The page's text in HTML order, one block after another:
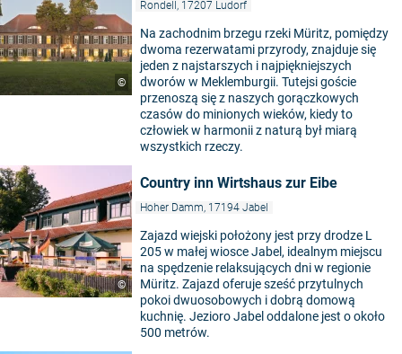
©
Rondell, 17207 Ludorf
Na zachodnim brzegu rzeki Müritz, pomiędzy
dwoma rezerwatami przyrody, znajduje się
jeden z najstarszych i najpiękniejszych
dworów w Meklemburgii. Tutejsi goście
przenoszą się z naszych gorączkowych
czasów do minionych wieków, kiedy to
człowiek w harmonii z naturą był miarą
wszystkich rzeczy.
©
Country inn Wirtshaus zur Eibe
Hoher Damm, 17194 Jabel
Zajazd wiejski położony jest przy drodze L
205 w małej wiosce Jabel, idealnym miejscu
na spędzenie relaksujących dni w regionie
Müritz. Zajazd oferuje sześć przytulnych
pokoi dwuosobowych i dobrą domową
kuchnię. Jezioro Jabel oddalone jest o około
500 metrów.